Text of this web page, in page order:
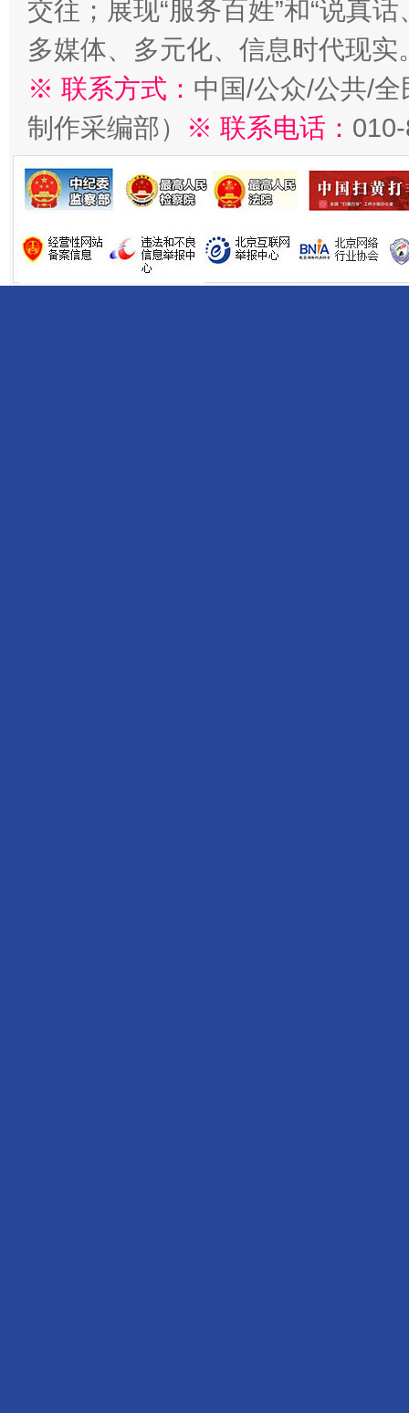
交往；展现“服务百姓”和“说真
多媒体、多元化、信息时代现实
※ 联系方式： 中国/公众/公共/
制作采编部）
※ 联系电话：